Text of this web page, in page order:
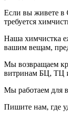
Если вы живете в
требуется
Наша химчистка
вашим вещам,
Мы возвращаем
витринам БЦ, ТЦ
Мы работаем для
Пишите нам, где